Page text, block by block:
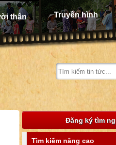
thân Truyền hình
Đăng ký tìm
Tìm kiếm nâng cao